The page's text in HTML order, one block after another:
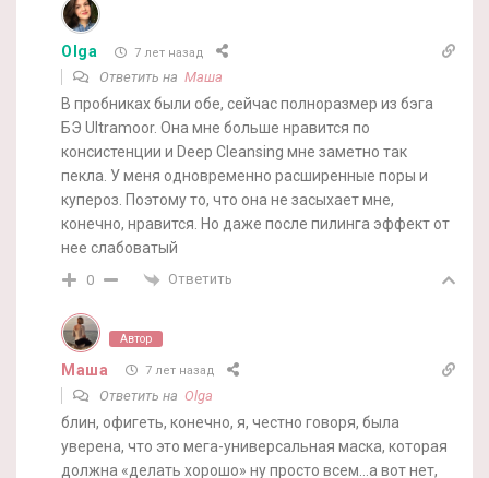
Olga 7 лет назад
Ответить на Маша
В пробниках были обе, сейчас полноразмер из бэга
БЭ Ultramoor. Она мне больше нравится по
консистенции и Deep Cleansing мне заметно так
пекла. У меня одновременно расширенные поры и
купероз. Поэтому то, что она не засыхает мне,
конечно, нравится. Но даже после пилинга эффект от
нее слабоватый
0 Ответить
Автор
Маша 7 лет назад
Ответить на Olga
блин, офигеть, конечно, я, честно говоря, была
уверена, что это мега-универсальная маска, которая
должна «делать хорошо» ну просто всем…а вот нет,